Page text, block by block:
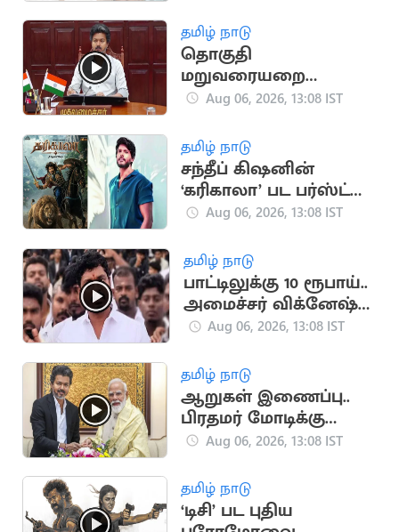
தமிழ் நாடு
தொகுதி
மறுவரையறை
விவகாரம்.. அனைத்து
விஜய் அழைப்பு
Aug 06, 2026, 13:08 IST
தமிழ் நாடு
சந்தீப் கிஷனின்
‘கரிகாலா’ பட பர்ஸ்ட்
லுக் வெளியீடு
Aug 06, 2026, 13:08 IST
தமிழ் நாடு
பாட்டிலுக்கு 10 ரூபாய்..
அமைச்சர் விக்னேஷ்
விளக்கம்
Aug 06, 2026, 13:08 IST
தமிழ் நாடு
ஆறுகள் இணைப்பு..
பிரதமர் மோடிக்கு
முதலமைச்சர் விஜய்
Aug 06, 2026, 13:08 IST
தமிழ் நாடு
‘டிசி’ பட புதிய